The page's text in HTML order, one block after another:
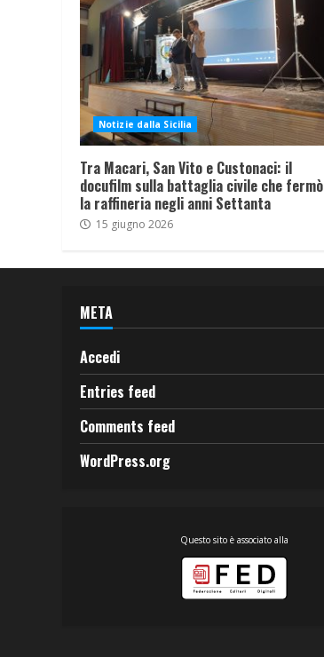
Notizie dalla Sicilia
Tra Macari, San Vito e Custonaci: il
docufilm sulla battaglia civile che fermò
la raffineria negli anni Settanta
15 giugno 2026
META
Accedi
Entries feed
Comments feed
WordPress.org
Questo sito è associato alla